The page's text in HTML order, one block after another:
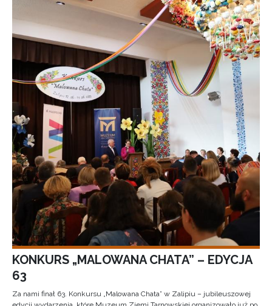
KONKURS „MALOWANA CHATA” – EDYCJA
63
Za nami finał 63. Konkursu „Malowana Chata” w Zalipiu – jubileuszowej